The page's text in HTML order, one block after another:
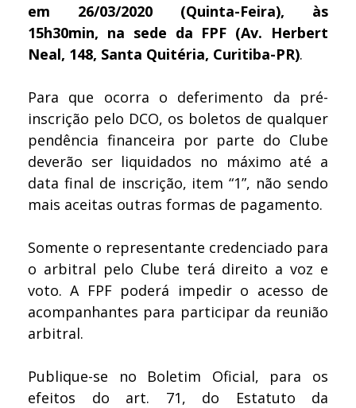
em 26/03/2020 (Quinta-Feira), às
15h30min, na sede da FPF (Av. Herbert
Neal, 148, Santa Quitéria, Curitiba-PR).
Para que ocorra o deferimento da pré-
inscrição pelo DCO, os boletos de qualquer
pendência financeira por parte do Clube
deverão ser liquidados no máximo até a
data final de inscrição, item “1”, não sendo
mais aceitas outras formas de pagamento.
Somente o representante credenciado para
o arbitral pelo Clube terá direito a voz e
voto. A FPF poderá impedir o acesso de
acompanhantes para participar da reunião
arbitral.
Publique-se no Boletim Oficial, para os
efeitos do art. 71, do Estatuto da